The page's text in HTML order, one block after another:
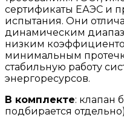
сертификаты ЕАЭС и
испытания. Они
динамическим
низким
минимальным
стабильную работу
энергоресурсов.
В комплекте: клапан
подбирается